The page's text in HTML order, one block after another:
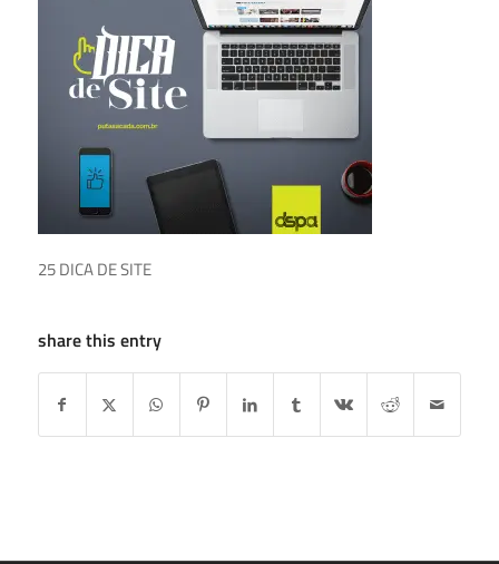
25 DICA DE SITE
share this entry